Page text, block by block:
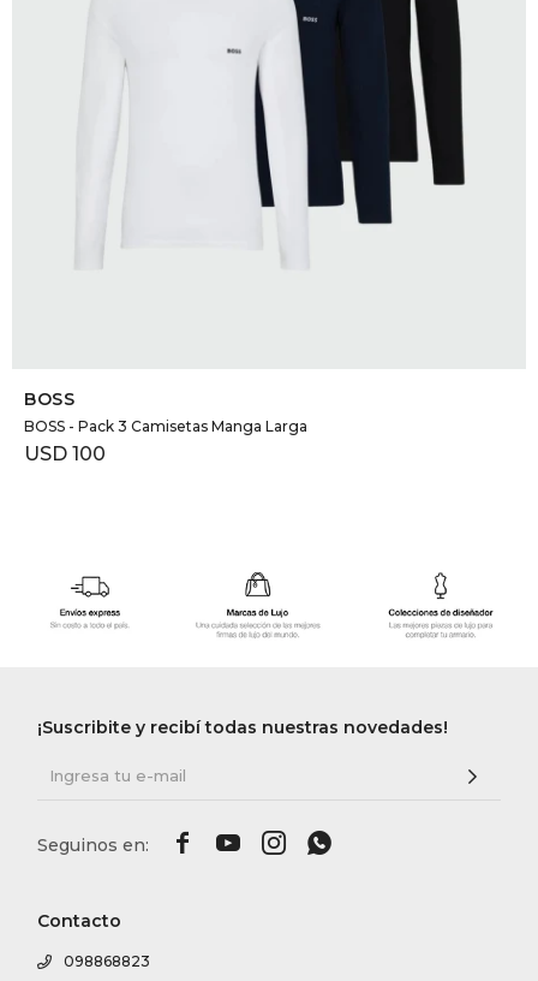
BOSS
BOSS - Pack 3 Camisetas Manga Larga
USD 100
Contacto
098868823
¡Suscribite y recibí todas nuestras novedades!
   